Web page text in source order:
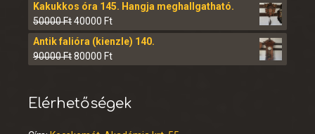
Kakukkos óra 145. Hangja meghallgatható.
50000Ft40000 Ft
Antik falióra (kienzle) 140.
90000Ft80000 Ft
Elérhetőségek